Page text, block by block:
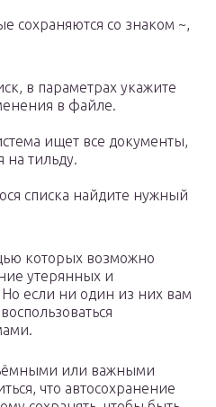
сохраняются со знаком ~,
в параметрах укажите
в файле.
ищет все документы,
на тильду.
списка найдите нужный
которых возможно
утерянных и
если ни один из них вам
или важными
что автосохранение